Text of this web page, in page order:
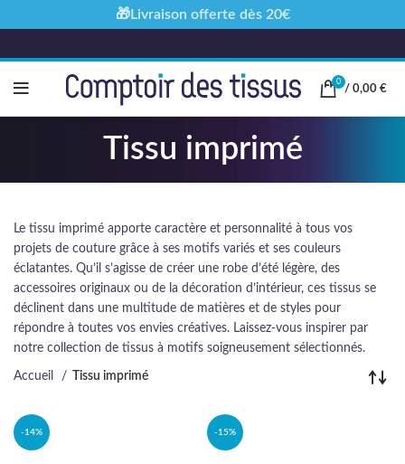
0
/ 0,00 €
Tissu imprimé
Le tissu imprimé apporte caractère et personnalité à tous vos
projets de couture grâce à ses motifs variés et ses couleurs
éclatantes. Qu’il s’agisse de créer une robe d’été légère, des
accessoires originaux ou de la décoration d’intérieur, ces tissus se
déclinent dans une multitude de matières et de styles pour
répondre à toutes vos envies créatives. Laissez-vous inspirer par
notre collection de tissus à motifs soigneusement sélectionnés.
Accueil Tissu imprimé
-14% -15%
🎁Livraison offerte dès 20€